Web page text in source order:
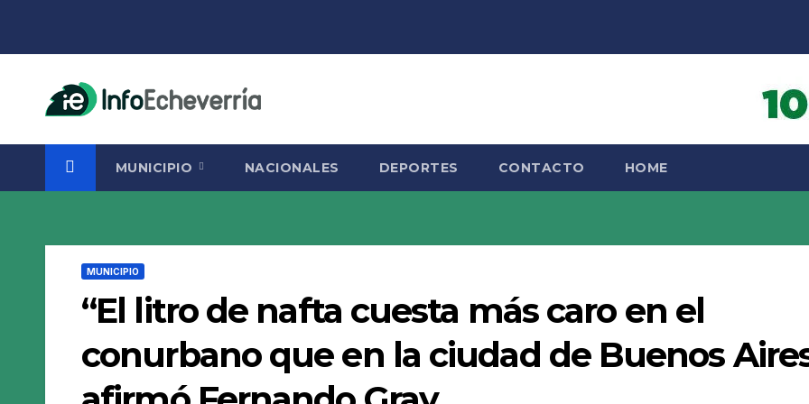
MUNICIPIO NACIONALES DEPORTES CONTACTO HOME
MUNICIPIO
“El litro de nafta cuesta más caro en el
conurbano que en la ciudad de Buenos